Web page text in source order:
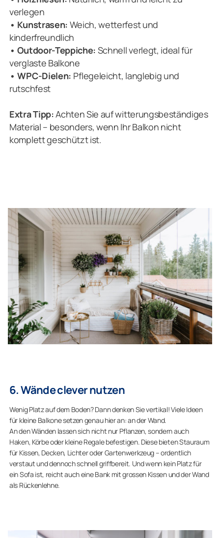
verlegen
• Kunstrasen: Weich, wetterfest und
kinderfreundlich
• Outdoor-Teppiche: Schnell verlegt, ideal für
verglaste Balkone
• WPC-Dielen: Pflegeleicht, langlebig und
rutschfest
Extra Tipp:Achten Sie auf witterungsbeständiges
Material – besonders, wenn Ihr Balkon nicht
komplett geschützt ist.
6. Wände clever nutzen
Wenig Platz auf dem Boden? Dann denken Sie vertikal! Viele Ideen
für kleine Balkone setzen genau hier an: an der Wand.
An den Wänden lassen sich nicht nur Pflanzen, sondern auch
Haken, Körbe oder kleine Regale befestigen. Diese bieten Stauraum
für Kissen, Decken, Lichter oder Gartenwerkzeug – ordentlich
verstaut und dennoch schnell griffbereit. Und wenn kein Platz für
ein Sofa ist, reicht auch eine Bank mit grossen Kissen und der Wand
als Rückenlehne.